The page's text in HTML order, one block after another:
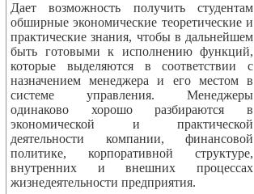
Дает возможность получить студентам
обширные экономические теоретические и
практические знания, чтобы в дальнейшем
быть готовыми к исполнению функций,
которые выделяются в соответствии с
назначением менеджера и его местом в
системе управления. Менеджеры
одинаково хорошо разбираются в
экономической и практической
деятельности компании, финансовой
политике, корпоративной структуре,
внутренних и внешних процессах
жизнедеятельности предприятия.